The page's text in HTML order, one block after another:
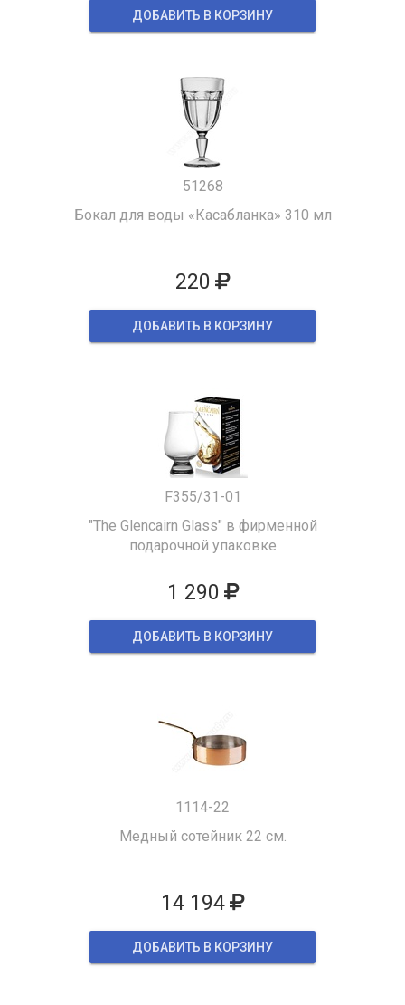
ДОБАВИТЬ В КОРЗИНУ
51268
Бокал для воды «Касабланка» 310 мл
220
ДОБАВИТЬ В КОРЗИНУ
F355/31-01
"The Glencairn Glass" в фирменной
подарочной упаковке
1 290
ДОБАВИТЬ В КОРЗИНУ
1114-22
Медный сотейник 22 см.
14 194
ДОБАВИТЬ В КОРЗИНУ